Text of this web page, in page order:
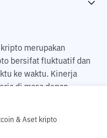
merupakan
bersifat fluktuatif dan
ke waktu. Kinerja
di masa depan.
dari membeli dan
(Bittime) tidak
& Aset kripto